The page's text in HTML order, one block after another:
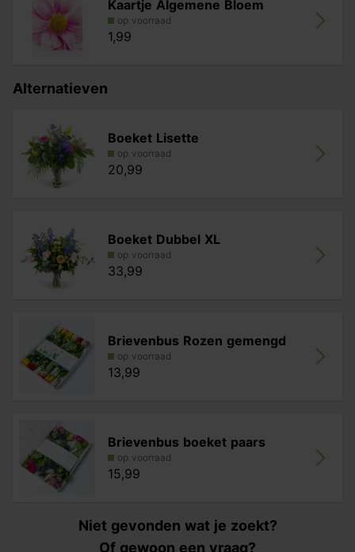
Kaartje Algemene Bloem
op voorraad
1,99
Alternatieven
Boeket Lisette
op voorraad
20,99
Boeket Dubbel XL
op voorraad
33,99
Brievenbus Rozen gemengd
op voorraad
13,99
Brievenbus boeket paars
op voorraad
15,99
Niet gevonden wat je zoekt?
Of gewoon een vraag?